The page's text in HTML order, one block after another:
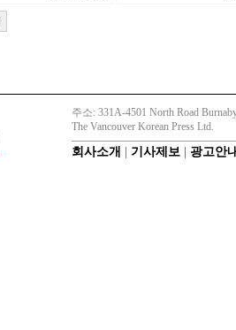
주소: 331A-4501 North Road
The Vancouver Korean Press Ltd.
회사소개 기사제보 광고안